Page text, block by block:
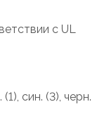
с UL
син. (3), черн.